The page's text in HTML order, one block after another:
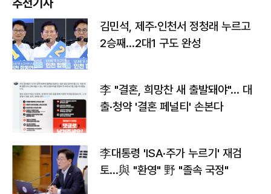
추천기사
김민석, 제주·인천서 정청래 누르고
2승째…2대1 구도 완성
李 "결혼, 희망찬 새 출발돼야"… 대
출·청약 '결혼 페널티' 손본다
李대통령 'ISA·주가 누르기' 재검
토…與 "환영" 野 "졸속 국정"